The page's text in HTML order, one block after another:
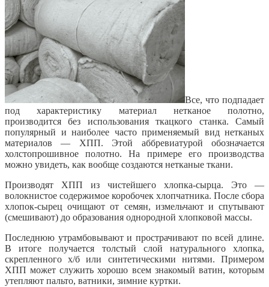
Все, что подпадает
под характеристику материал нетканое полотно,
производится без использования ткацкого станка. Самый
популярный и наиболее часто применяемый вид нетканых
материалов — ХПП. Этой аббревиатурой обозначается
холстопрошивное полотно. На примере его производства
можно увидеть, как вообще создаются нетканые ткани.
Производят ХПП из чистейшего хлопка-сырца. Это —
волокнистое содержимое коробочек хлопчатника. После сбора
хлопок-сырец очищают от семян, измельчают и спутывают
(смешивают) до образования однородной хлопковой массы.
Последнюю утрамбовывают и прострачивают по всей длине.
В итоге получается толстый слой натурального хлопка,
скрепленного х/б или синтетическими нитями. Примером
ХПП может служить хорошо всем знакомый ватин, которым
утепляют пальто, ватники, зимние куртки.